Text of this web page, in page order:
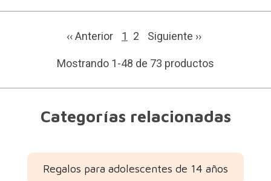
‹‹ Anterior 1 2 Siguiente ››
Mostrando 1-48 de 73 productos
Categorías relacionadas
Regalos para adolescentes de 14 años